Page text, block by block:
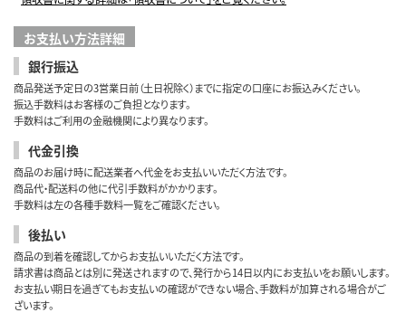
お支払い方法詳細
銀行振込
商品発送予定日の3営業日前（土日祝除く）までに指定の口座にお振込みください。
振込手数料はお客様のご負担となります。
手数料はご利用の金融機関により異なります。
代金引換
商品のお届け時に配送業者へ代金をお支払いいただく方法です。
商品代・配送料の他に代引手数料がかかります。
手数料は左の各種手数料一覧をご確認ください。
後払い
商品の到着を確認してからお支払いいただく方法です。
請求書は商品とは別に発送されますので、発行から14日以内にお支払いをお願いします。
お支払い期日を過ぎてもお支払いの確認ができない場合、手数料が加算される場合がご
ざいます。